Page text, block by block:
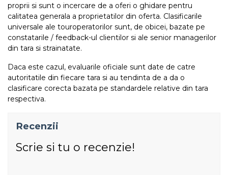
proprii si sunt o incercare de a oferi o ghidare pentru
calitatea generala a proprietatilor din oferta. Clasificarile
universale ale touroperatorilor sunt, de obicei, bazate pe
constatarile / feedback-ul clientilor si ale senior managerilor
din tara si strainatate.
Daca este cazul, evaluarile oficiale sunt date de catre
autoritatile din fiecare tara si au tendinta de a da o
clasificare corecta bazata pe standardele relative din tara
respectiva.
Recenzii
Scrie si tu o recenzie!